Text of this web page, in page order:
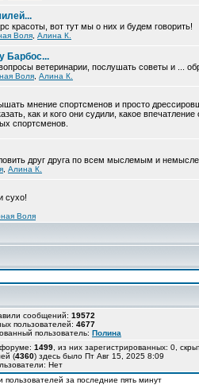
красоты, вот тут мы о них и будем говорить!
Воля Алина К.
Барбос...
ветеринарии, послушать советы и ...
Воля Алина К.
мнение спортсменов и просто
как и кого они судили, какое
спортсменов.
друг друга по всем мыслемым и
Алина К.
сухо!
Воля
сообщений: 19572
пользователей: 4677
пользователь: Полина
1499 , из них зарегистрированных: 0,
(4360) здесь было Пт Авг 15, 2025 8:09
Нет
за последние пять минут